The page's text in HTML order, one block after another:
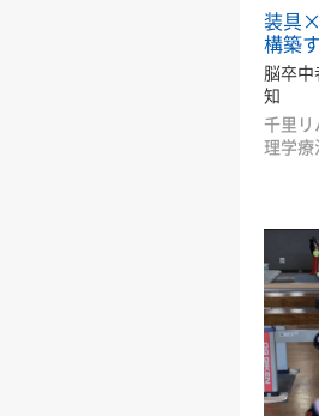
装具
構築
脳卒
知
千里
理学